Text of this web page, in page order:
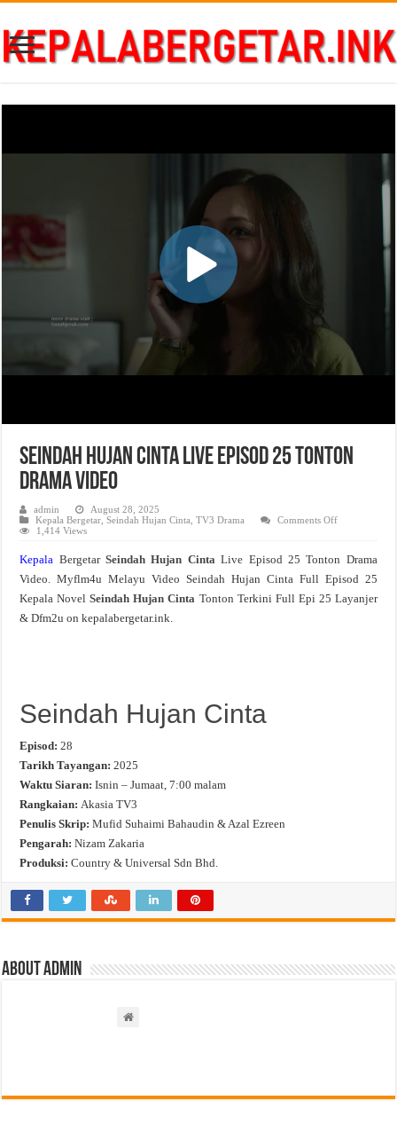
Seindah Hujan Cinta Live Episod 25 Tonton
Drama Video
admin
August 28, 2025
Kepala Bergetar ,Seindah Hujan Cinta ,TV3 Drama Comments Offon
Live
25
Tonton
Drama
1,414 Views
Kepala BergetarSeindah Hujan CintaLive Episod 25 Tonton Drama
Video. Myflm4u Melayu Video Seindah Hujan Cinta Full Episod 25
Kepala Novel Seindah Hujan Cinta Tonton Terkini Full Epi 25 Layanjer
& Dfm2u on kepalabergetar.ink.
Seindah Hujan Cinta
Episod: 28
Tarikh Tayangan: 2025
Waktu Siaran: Isnin – Jumaat, 7:00 malam
Rangkaian: Akasia TV3
Penulis Skrip:Mufid Suhaimi Bahaudin & Azal Ezreen
Pengarah: Nizam Zakaria
Produksi: Country & Universal Sdn Bhd.
About admin